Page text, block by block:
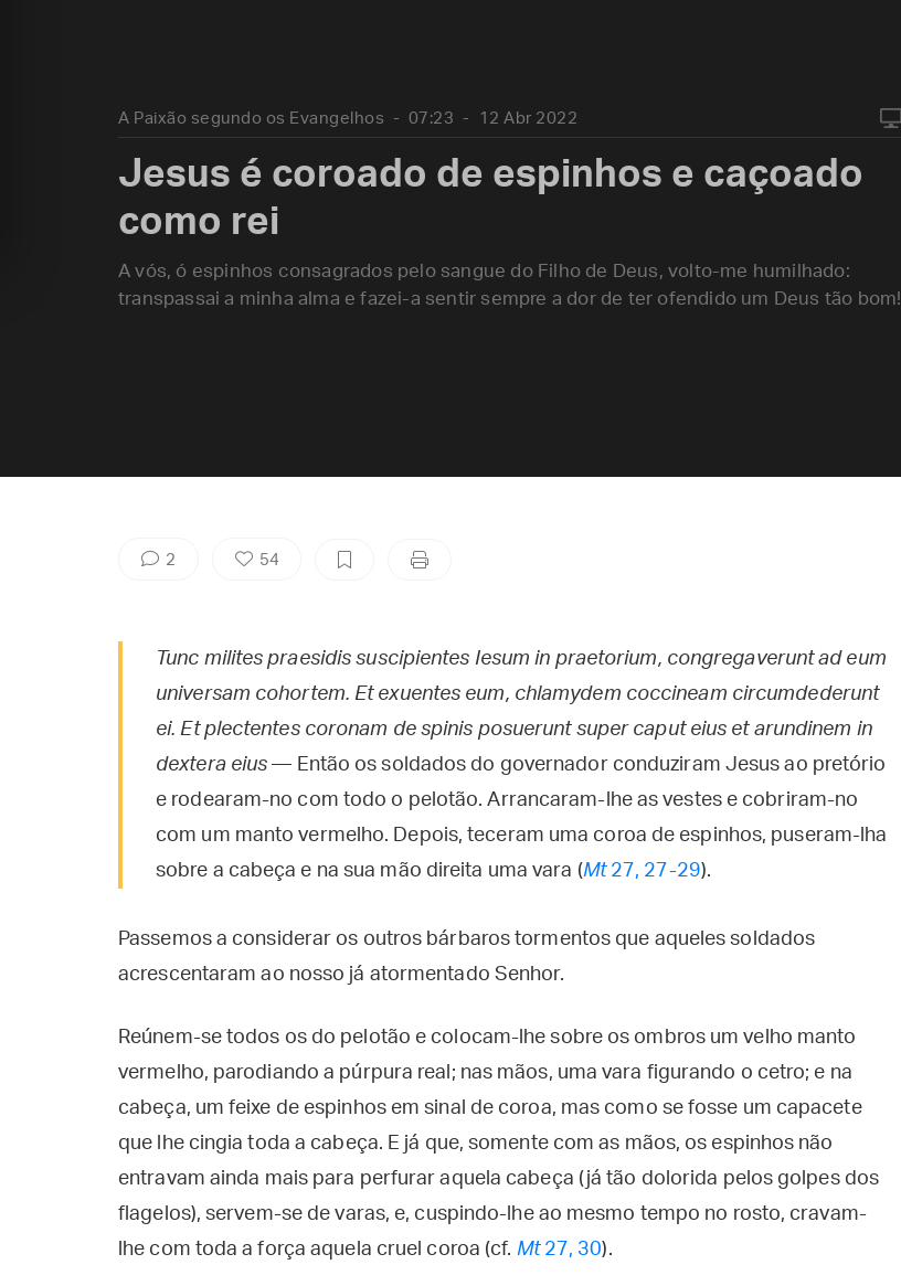
A Paixão segundo os Evangelhos 07:23 12 Abr 2022
Jesus é coroado de espinhos e caçoado
como rei
A vós, ó espinhos consagrados pelo sangue do Filho de Deus, volto-me humilhado:
transpassai a minha alma e fazei-a sentir sempre a dor de ter ofendido um Deus tão bom!
2 54
Tunc milites praesidis suscipientes Iesum in praetorium, congregaverunt ad eum
universam cohortem. Et exuentes eum, chlamydem coccineam circumdederunt
ei. Et plectentes coronam de spinis posuerunt super caput eius et arundinem in
dextera eius — Então os soldados do governador conduziram Jesus ao pretório
e rodearam-no com todo o pelotão. Arrancaram-lhe as vestes e cobriram-no
com um manto vermelho. Depois, teceram uma coroa de espinhos, puseram-lha
sobre a cabeça e na sua mão direita uma vara (Mt27, 27-29).
Passemos a considerar os outros bárbaros tormentos que aqueles soldados
acrescentaram ao nosso já atormentado Senhor.
Reúnem-se todos os do pelotão e colocam-lhe sobre os ombros um velho manto
vermelho, parodiando a púrpura real; nas mãos, uma vara figurando o cetro; e na
cabeça, um feixe de espinhos em sinal de coroa, mas como se fosse um capacete
que lhe cingia toda a cabeça. E já que, somente com as mãos, os espinhos não
entravam ainda mais para perfurar aquela cabeça (já tão dolorida pelos golpes dos
flagelos), servem-se de varas, e, cuspindo-lhe ao mesmo tempo no rosto, cravam-
lhe com toda a força aquela cruel coroa (cf. Mt27, 30).